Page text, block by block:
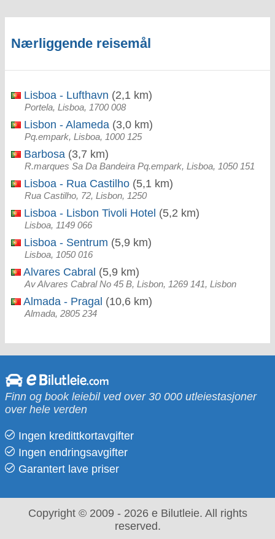
Nærliggende reisemål
Lisboa - Lufthavn (2,1 km)
Portela, Lisboa, 1700 008
Lisbon - Alameda (3,0 km)
Pq.empark, Lisboa, 1000 125
Barbosa (3,7 km)
R.marques Sa Da Bandeira Pq.empark, Lisboa, 1050 151
Lisboa - Rua Castilho (5,1 km)
Rua Castilho, 72, Lisbon, 1250
Lisboa - Lisbon Tivoli Hotel (5,2 km)
Lisboa, 1149 066
Lisboa - Sentrum (5,9 km)
Lisboa, 1050 016
Alvares Cabral (5,9 km)
Av Alvares Cabral No 45 B, Lisbon, 1269 141, Lisbon
Almada - Pragal (10,6 km)
Almada, 2805 234
Finn og book leiebil ved over 30 000 utleiestasjoner
over hele verden
Ingen kredittkortavgifter
Ingen endringsavgifter
Garantert lave priser
Copyright © 2009 - 2026 e Bilutleie. All rights
reserved.